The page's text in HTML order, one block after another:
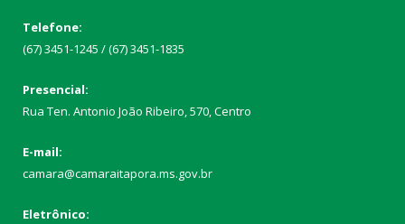
Telefone:
(67) 3451-1245 / (67) 3451-1835
Presencial:
Rua Ten. Antonio João Ribeiro, 570, Centro
E-mail:
camara@camaraitapora.ms.gov.br
Eletrônico: